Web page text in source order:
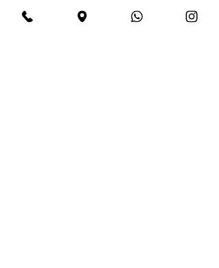
Cosa include la